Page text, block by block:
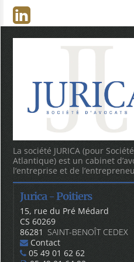
La société JURICA (pour
Atlantique) est un cabinet
l’entreprise et de
Jurica - Poitiers
15, rue du Pré Médard
CS 60269
86281 SAINT-BENOÎT CEDEX
Contact
05 49 01 62 62